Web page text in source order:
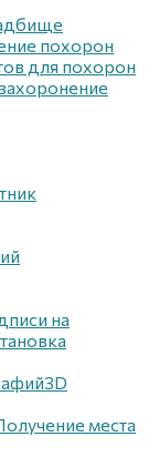
похорон
для похорон
на
3D
места